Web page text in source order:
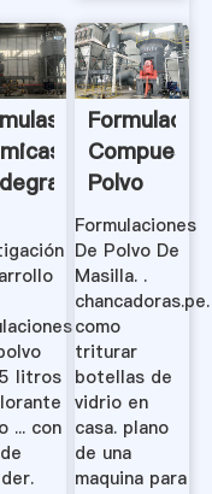
litros
... con
Polvo
De La
Masilla
Formulaciones
De Polvo De
Masilla. .
chancadoras.pe.
como
triturar
botellas de
vidrio en
casa. plano
de una
maquina para